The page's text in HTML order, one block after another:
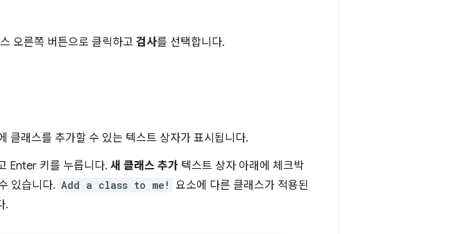
오른쪽 버튼으로 클릭하고 검사를 선택합니다.
클래스를 추가할 수 있는 텍스트 상자가 표시됩니다.
Enter 키를 누릅니다. 새 클래스 추가 텍스트 상자 아래에 체크박
있습니다. Add a class to me! 요소에 다른 클래스가 적용된
.